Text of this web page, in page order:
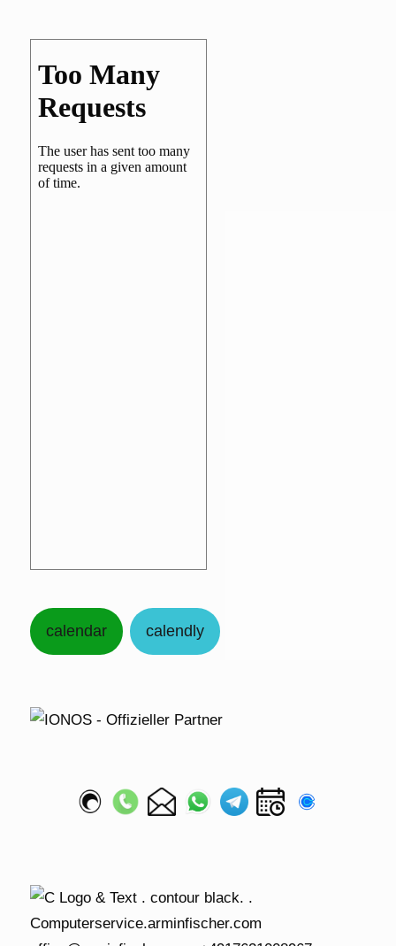
calendar calendly